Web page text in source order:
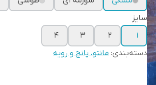
سایز
۱
۲ ۳
۴
دسته‌بندی: مانتو، پانچ و رویه